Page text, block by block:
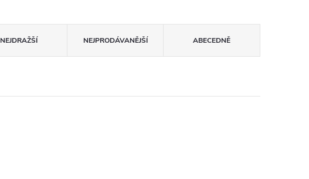
NEJDRAŽŠÍ NEJPRODÁVANĚJŠÍ ABECEDNĚ